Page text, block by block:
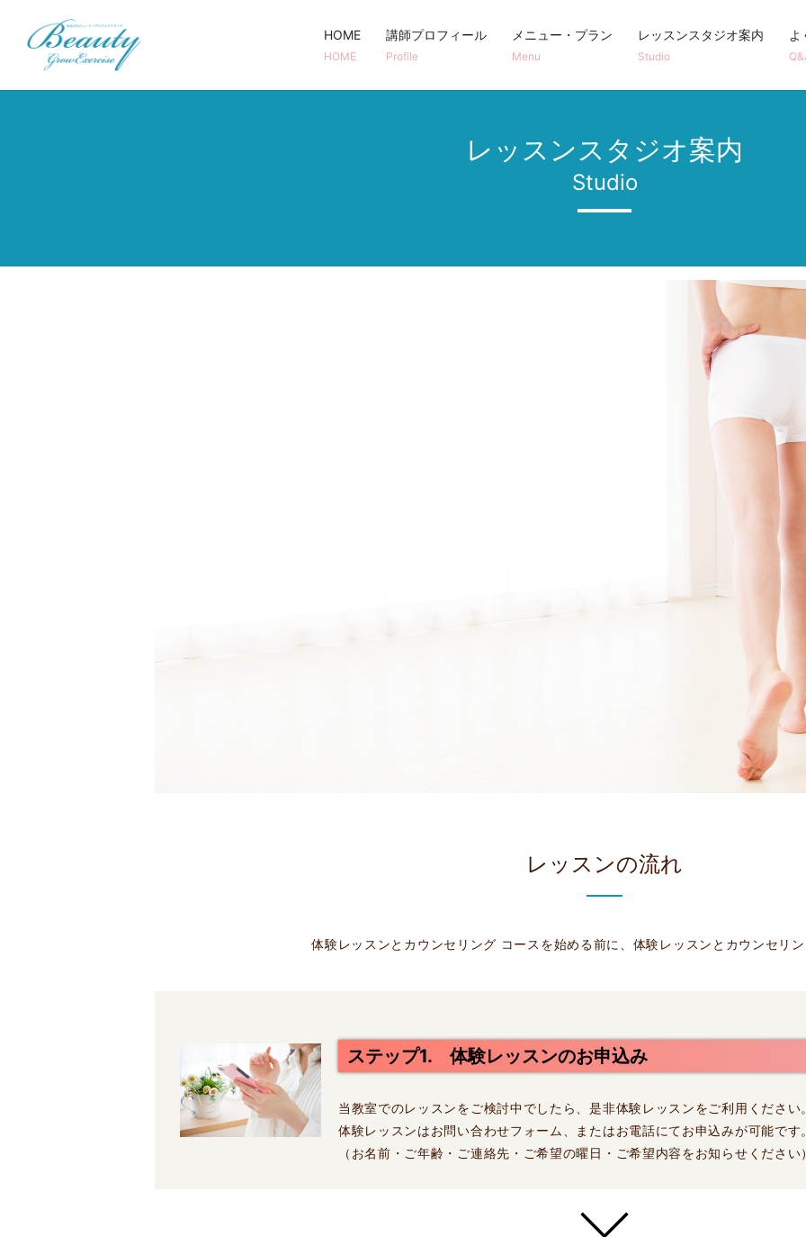
HOME
HOME
講師プロフィール
Profile
メニュー・プラン
Menu
レッスンスタジオ案内
Studio
よ
レッスンスタジオ案内
Studio
レッスンの流れ
体験レッスンとカウンセリング コースを始める前に、体験レッスンとカウンセリン
ステップ1. 体験レッスンのお申込み
当教室でのレッスンをご検討中でしたら、是非体験レッスンをご利用ください。
体験レッスンはお問い合わせフォーム、またはお電話にてお申込みが可能です。
（お名前・ご年齢・ご連絡先・ご希望の曜日・ご希望内容をお知らせください）